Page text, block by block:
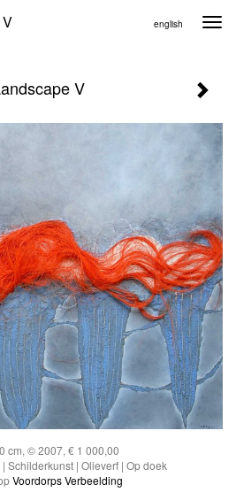
english
V
cm, © 2007, € 1 000,00
Schilderkunst | Olieverf | Op doek
Voordorps Verbeelding